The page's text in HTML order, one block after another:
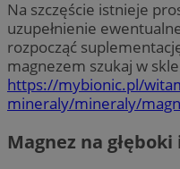
Na szczęście istnieje
uzupełnienie
rozpocząć
magnezem szukaj w
https://mybionic.pl/
mineraly/mineraly/
Magnez na